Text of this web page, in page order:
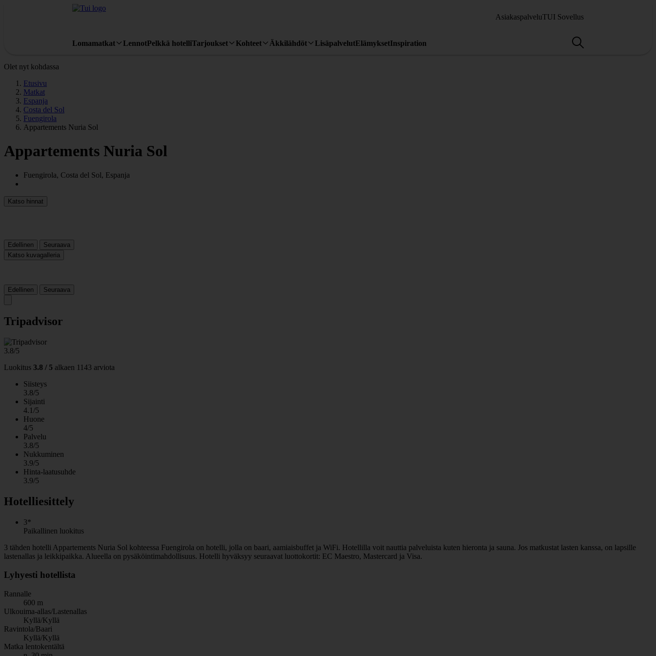
AsiakaspalveluTUI Sovellus
Lomamatkat LennotPelkkä hotelliTarjoukset Kohteet Äkkilähdöt LisäpalvelutElämyksetInspiration
Olet nyt kohdassa
Etusivu
Matkat
Espanja
Costa del Sol
Fuengirola
Appartements Nuria Sol
Appartements Nuria Sol
Fuengirola, Costa del Sol, Espanja
Katso hinnat
Edellinen
Seuraava
Katso kuvagalleria
Edellinen Seuraava
Tripadvisor
3.8/5
Luokitus 3.8 / 5 alkaen 1143 arviota
Siisteys
3.8/5
Sijainti
4.1/5
Huone
4/5
Palvelu
3.8/5
Nukkuminen
3.9/5
Hinta-laatusuhde
3.9/5
Hotelliesittely
3*
Paikallinen luokitus
3 tähden hotelli Appartements Nuria Sol kohteessa Fuengirola on hotelli, jolla on baari, aamiaisbuffet ja WiFi. Hotellilla voit nauttia palveluista kuten hieronta ja sauna. Jos matkustat lasten kanssa, on lapsille
lastenallas ja leikkipaikka. Alueella on pysäköintimahdollisuus. Hotelli hyväksyy seuraavat luottokortit: EC Maestro, Mastercard ja Visa.
Lyhyesti hotellista
Rannalle
600 m
Ulkouima-allas/Lastenallas
Kyllä/Kyllä
Ravintola/Baari
Kyllä/Kyllä
Matka lentokentältä